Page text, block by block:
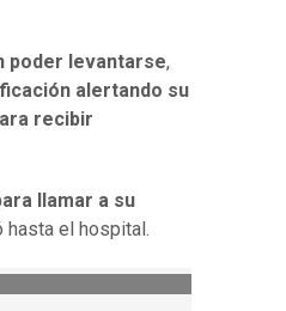
poder levantarse,
alertando su
recibir
llamar a su
hasta el hospital.